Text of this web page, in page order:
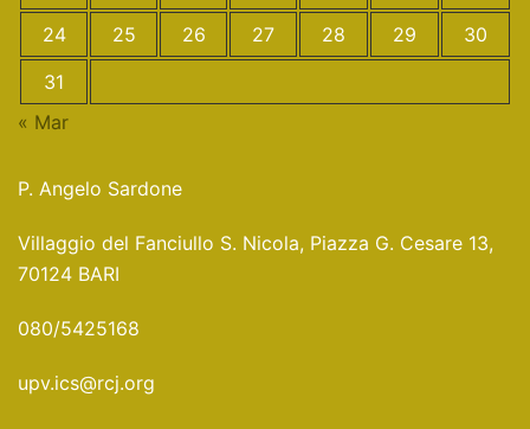
24
25 26 27 28 29
30
31
« Mar
P. Angelo Sardone
Villaggio del Fanciullo S. Nicola, Piazza G. Cesare 13,
70124 BARI
080/5425168
upv.ics@rcj.org